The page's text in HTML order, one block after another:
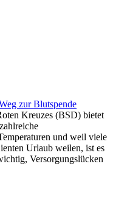
zur Blutspende
Kreuzes (BSD) bietet
und weil viele
Urlaub weilen, ist es
Versorgungslücken